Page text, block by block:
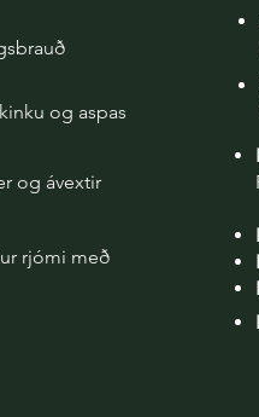
og aspas
og ávextir
rjómi með